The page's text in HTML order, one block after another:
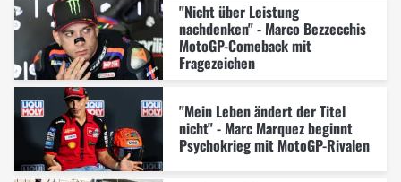
"Nicht über Leistung
nachdenken" - Marco Bezzecchis
MotoGP-Comeback mit
Fragezeichen
"Mein Leben ändert der Titel
nicht" - Marc Marquez beginnt
Psychokrieg mit MotoGP-Rivalen